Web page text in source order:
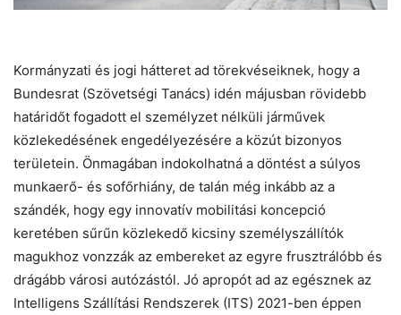
Kormányzati és jogi hátteret ad törekvéseiknek, hogy a
Bundesrat (Szövetségi Tanács) idén májusban rövidebb
határidőt fogadott el személyzet nélküli járművek
közlekedésének engedélyezésére a közút bizonyos
területein. Önmagában indokolhatná a döntést a súlyos
munkaerő- és sofőrhiány, de talán még inkább az a
szándék, hogy egy innovatív mobilitási koncepció
keretében sűrűn közlekedő kicsiny személyszállítók
magukhoz vonzzák az embereket az egyre frusztrálóbb és
drágább városi autózástól. Jó apropót ad az egésznek az
Intelligens Szállítási Rendszerek (ITS) 2021-ben éppen